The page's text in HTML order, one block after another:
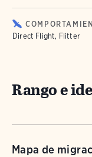
Direct Flight, Flitter
Rango e
Mapa de